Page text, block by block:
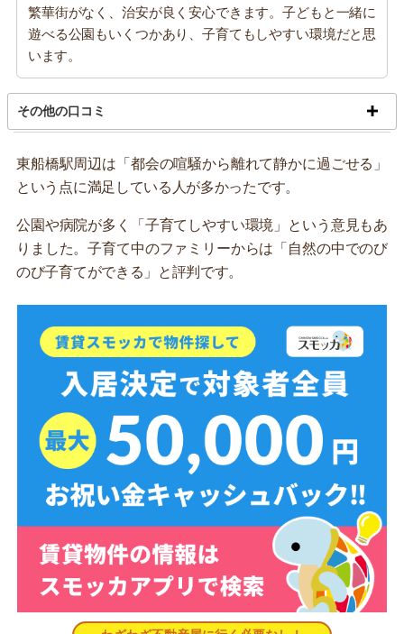
繁華街がなく、治安が良く安心できます。子どもと一緒に
遊べる公園もいくつかあり、子育てもしやすい環境だと思
います。
その他の口コミ
東船橋駅周辺は「都会の喧騒から離れて静かに過ごせる」
という点に満足している人が多かったです。
公園や病院が多く「子育てしやすい環境」という意見もあ
りました。子育て中のファミリーからは「自然の中でのび
のび子育てができる」と評判です。